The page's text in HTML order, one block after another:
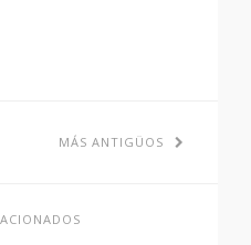
MÁS ANTIGÜOS